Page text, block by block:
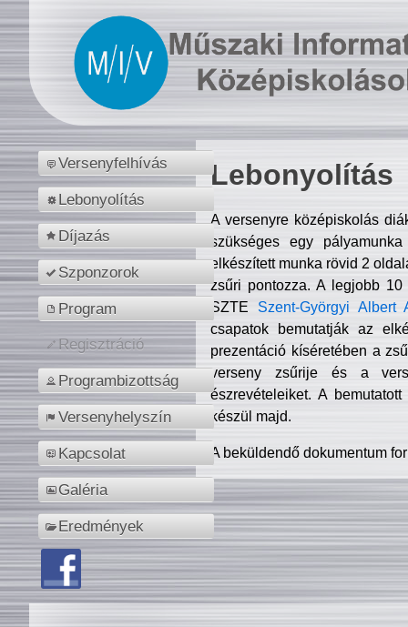
Versenyfelhívás
Lebonyolítás
Díjazás
Szponzorok
Program
Regisztráció
Programbizottság
Versenyhelyszín
Kapcsolat
Galéria
Eredmények
Lebonyolítás
A versenyre középiskolás
szükséges egy
elkészített munka rövid 2
zsűri pontozza. A legjobb
SZTE Szent-Györgyi Albert
csapatok bemutatják az
prezentáció kíséretében a
verseny zsűrije és a
észrevételeiket. A
készül majd.
A beküldendő dokumentum